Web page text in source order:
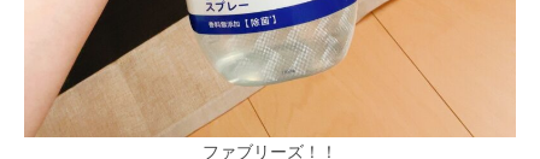
ファブリーズ！！